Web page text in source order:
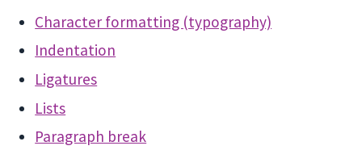
Character formatting (typography)
Indentation
Ligatures
Lists
Paragraph break